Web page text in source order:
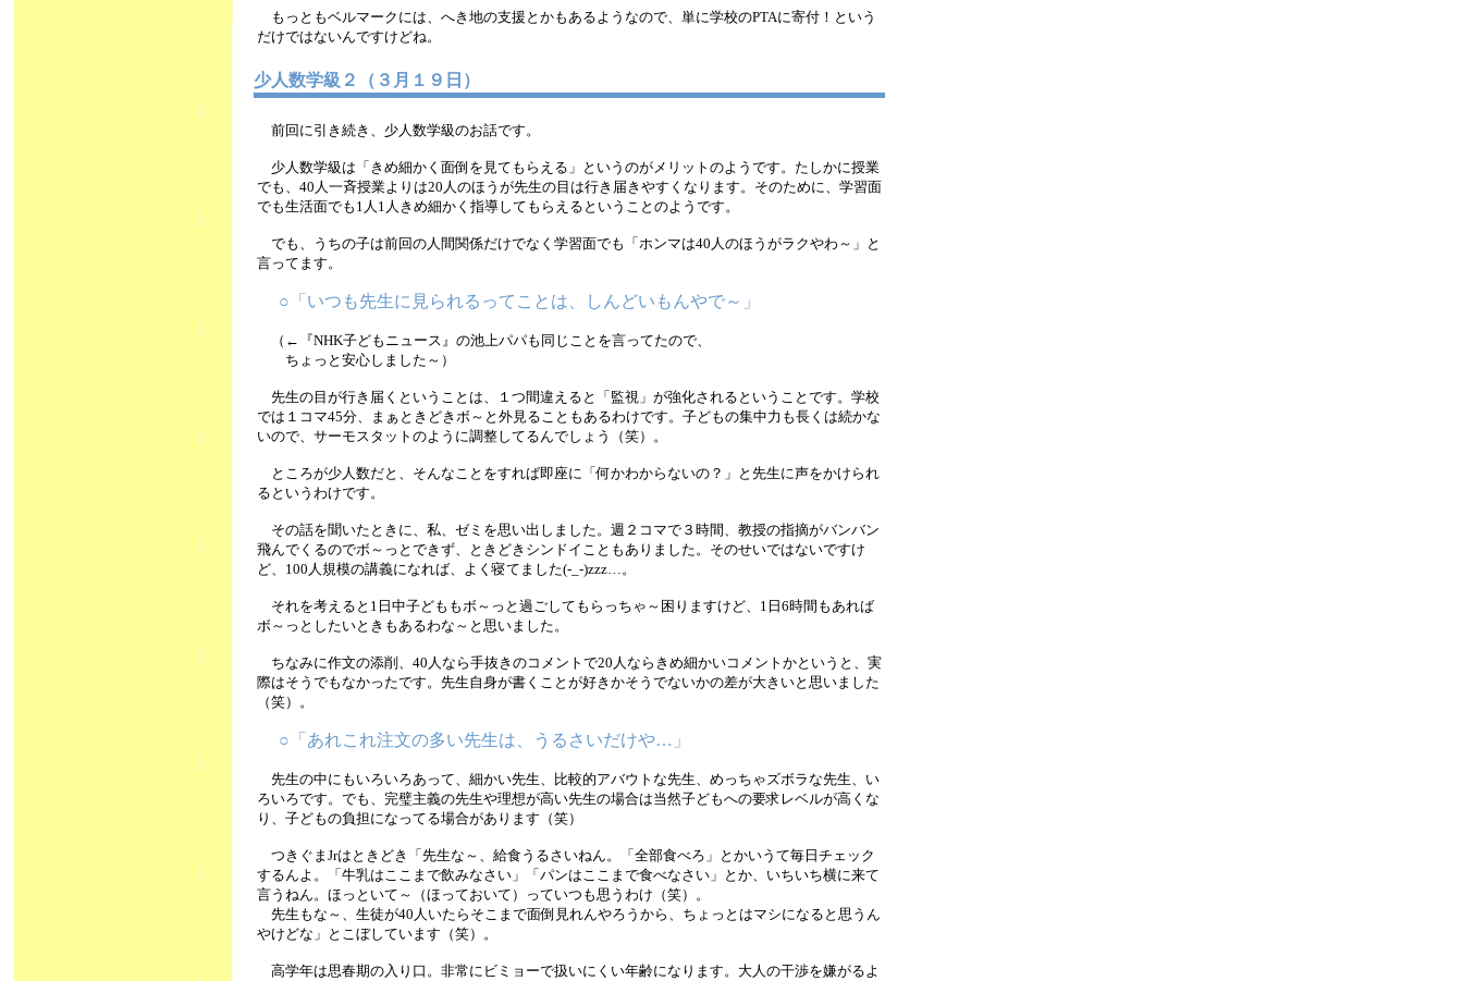
もっともベルマークには、へき地の支援とかもあるようなので、単に学校のPTAに寄付！という
だけではないんですけどね。
少人数学級２（３月１９日）
前回に引き続き、少人数学級のお話です。
少人数学級は「きめ細かく面倒を見てもらえる」というのがメリットのようです。たしかに授業
でも、40人一斉授業よりは20人のほうが先生の目は行き届きやすくなります。そのために、学習面
でも生活面でも1人1人きめ細かく指導してもらえるということのようです。
でも、うちの子は前回の人間関係だけでなく学習面でも「ホンマは40人のほうがラクやわ～」と
言ってます。
○「いつも先生に見られるってことは、しんどいもんやで～」
（←『NHK子どもニュース』の池上パパも同じことを言ってたので、
ちょっと安心しました～）
先生の目が行き届くということは、１つ間違えると「監視」が強化されるということです。学校
では１コマ45分、まぁときどきボ～と外見ることもあるわけです。子どもの集中力も長くは続かな
いので、サーモスタットのように調整してるんでしょう（笑）。
ところが少人数だと、そんなことをすれば即座に「何かわからないの？」と先生に声をかけられ
るというわけです。
その話を聞いたときに、私、ゼミを思い出しました。週２コマで３時間、教授の指摘がバンバン
飛んでくるのでボ～っとできず、ときどきシンドイこともありました。そのせいではないですけ
ど、100人規模の講義になれば、よく寝てました(-_-)zzz…。
それを考えると1日中子どももボ～っと過ごしてもらっちゃ～困りますけど、1日6時間もあれば
ボ～っとしたいときもあるわな～と思いました。
ちなみに作文の添削、40人なら手抜きのコメントで20人ならきめ細かいコメントかというと、実
際はそうでもなかったです。先生自身が書くことが好きかそうでないかの差が大きいと思いました
（笑）。
○「あれこれ注文の多い先生は、うるさいだけや…」
先生の中にもいろいろあって、細かい先生、比較的アバウトな先生、めっちゃズボラな先生、い
ろいろです。でも、完璧主義の先生や理想が高い先生の場合は当然子どもへの要求レベルが高くな
り、子どもの負担になってる場合があります（笑）
つきぐまJrはときどき「先生な～、給食うるさいねん。「全部食べろ」とかいうて毎日チェック
するんよ。「牛乳はここまで飲みなさい」「パンはここまで食べなさい」とか、いちいち横に来て
言うねん。ほっといて～（ほっておいて）っていつも思うわけ（笑）。
先生もな～、生徒が40人いたらそこまで面倒見れんやろうから、ちょっとはマシになると思うん
やけどな」とこぼしています（笑）。
高学年は思春期の入り口。非常にビミョーで扱いにくい年齢になります。大人の干渉を嫌がるよ